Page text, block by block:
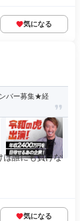
気になる
バー募集★経
は誰にも負けな
気になる